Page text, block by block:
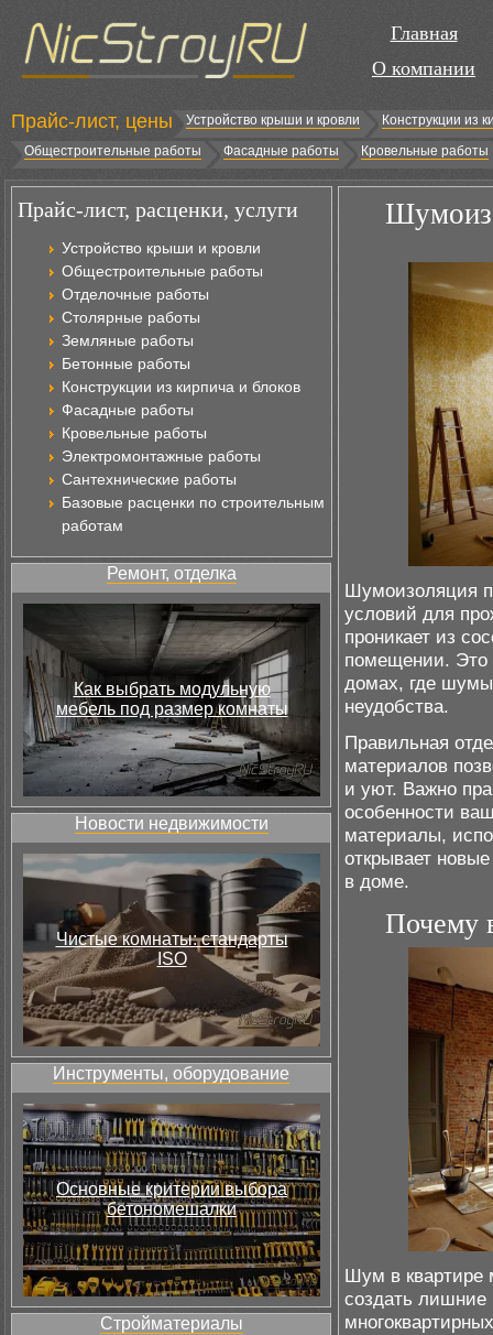
Главная
О компании
Прайс-лист, цены Устройство крыши и кровли
Конструкции из
Общестроительные работы
Фасадные работы Кровельные работы
Прайс-лист, расценки, услуги
Устройство крыши и кровли
Общестроительные работы
Отделочные работы
Столярные работы
Земляные работы
Бетонные работы
Конструкции из кирпича и блоков
Фасадные работы
Кровельные работы
Электромонтажные работы
Сантехнические работы
Базовые расценки по строительным
работам
Ремонт, отделка
Как выбрать модульную
мебель под размер комнаты
Новости недвижимости
Чистые комнаты: стандарты
ISO
Инструменты, оборудование
Основные критерии выбора
бетономешалки
Стройматериалы
Шумоизоляция
условий для
проникает из
помещении. Это
домах, где шумы
неудобства.
Правильная
материалов
и уют. Важно
особенности
материалы,
открывает
в доме.
Почему
Шум в квартире
создать лишние